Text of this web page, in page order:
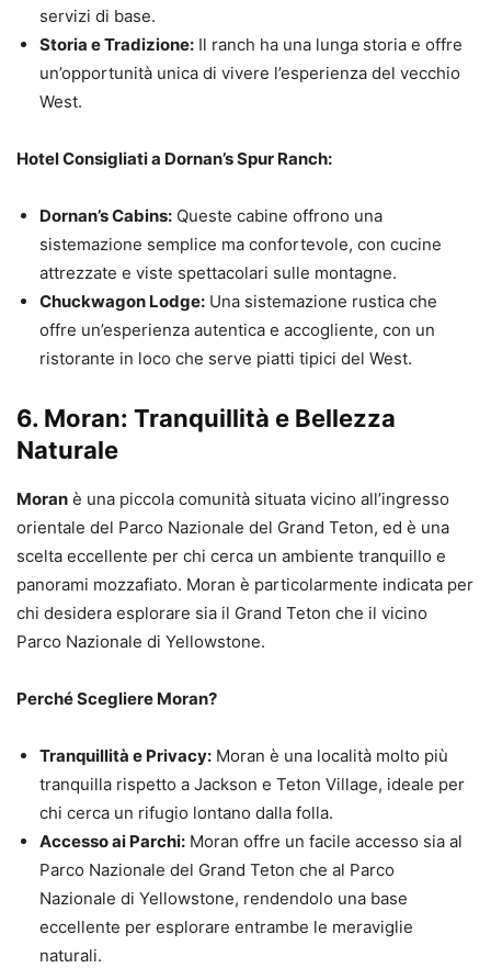
servizi di base.
Storia e Tradizione: Il ranch ha una lunga storia e offre
un’opportunità unica di vivere l’esperienza del vecchio
West.
Hotel Consigliati a Dornan’s Spur Ranch:
Dornan’s Cabins: Queste cabine offrono una
sistemazione semplice ma confortevole, con cucine
attrezzate e viste spettacolari sulle montagne.
Chuckwagon Lodge: Una sistemazione rustica che
offre un’esperienza autentica e accogliente, con un
ristorante in loco che serve piatti tipici del West.
6. Moran: Tranquillità e Bellezza
Naturale
Moran è una piccola comunità situata vicino all’ingresso
orientale del Parco Nazionale del Grand Teton, ed è una
scelta eccellente per chi cerca un ambiente tranquillo e
panorami mozzafiato. Moran è particolarmente indicata per
chi desidera esplorare sia il Grand Teton che il vicino
Parco Nazionale di Yellowstone.
Perché Scegliere Moran?
Tranquillità e Privacy: Moran è una località molto più
tranquilla rispetto a Jackson e Teton Village, ideale per
chi cerca un rifugio lontano dalla folla.
Accesso ai Parchi: Moran offre un facile accesso sia al
Parco Nazionale del Grand Teton che al Parco
Nazionale di Yellowstone, rendendolo una base
eccellente per esplorare entrambe le meraviglie
naturali.